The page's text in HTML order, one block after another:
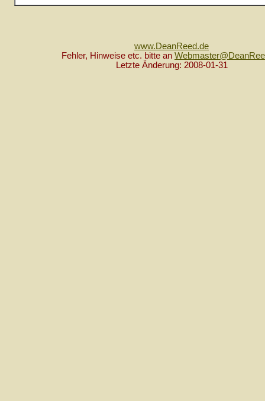
www.DeanReed.de
Fehler, Hinweise etc. bitte an
Letzte Änderung: 2008-01-31